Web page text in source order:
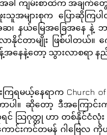
ျမ်းစာထဲက အချက်တွေ မှ
အများစုက ပြောဆိုကြပ
နယ်မြေအခြေအနေ နဲ့
င်တာမျိုး ဖြစ်ပါတယ်။
နေနဲ့တော့ သွားလာစရာ နည်
ရမယ့်နေရာက Church of
ာပါ။ ဆိုတော့ ဒီအကြောင်း
ြဂုတ္တု ဟာ တစ်နိုင်ငံလုံး သ
းကင်တမန် ဂါဗြေလ ကိုယ်ထ